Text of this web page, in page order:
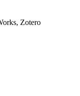
Zotero